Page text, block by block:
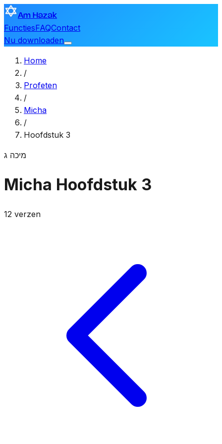
Am Hazak
FunctiesFAQContact
Nu downloaden
Home
/
Profeten
/
Micha
/
Hoofdstuk 3
מיכה ג
Micha Hoofdstuk 3
12 verzen